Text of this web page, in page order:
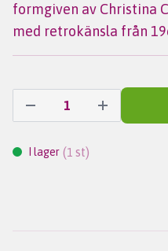
formgiven av Christina
med retrokänsla från
I lager (1 st)